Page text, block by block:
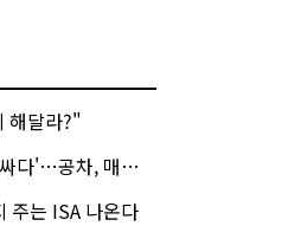
해달라?"
차, 매각 성공할까
주는 ISA 나온다